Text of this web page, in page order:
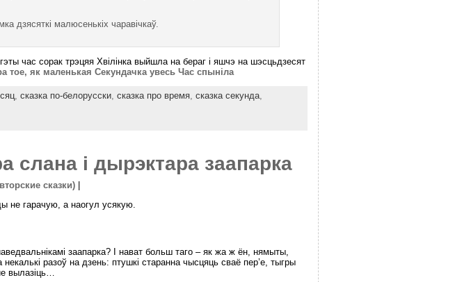
дзясяткі малюсенькіх чаравічкаў.
час сорак трэцяя Хвілінка выйшла на бераг і яшчэ на шэсцьдзесят
тое, як маленькая Секундачка увесь Час спыніла
, сказка по-белорусски, сказка про время, сказка секунда,
і дырэктара заапарка
сказки)|
не гарачую, а наогул усякую.
заапарка? І нават больш таго – як жа ж ён, нямыты,
разоў на дзень: птушкі старанна чысцяць сваё пер’е, тыгры
вылазіць…